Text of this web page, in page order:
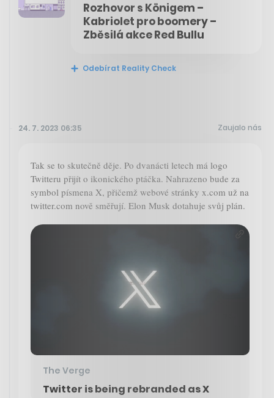
Rozhovor s Königem –
Kabriolet pro boomery –
Zběsilá akce Red Bullu
Odebírat Reality Check
24. 7. 2023 06:35 Zaujalo nás
Tak se to skutečně děje. Po dvanácti letech má logo
Twitteru přijít o ikonického ptáčka. Nahrazeno bude za
symbol písmena X, přičemž webové stránky x.com už na
twitter.com nově směřují. Elon Musk dotahuje svůj plán.
The Verge
Twitter is being rebranded as X